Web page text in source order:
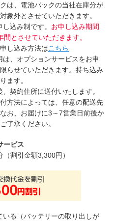
は、電池パックの当社在庫分が
象外とさせていただきます。
込み制です。 お申し込み期間
とさせていただきます。
し込み方法はこちら
、オプションサービスをお申
らせていただきます。持ち込み
ます。
契約住所に送付いたします。
方法によっては、任意の配送先
お、お届けに3～7営業日前後か
了承ください。
ービス
割引金額3,300円）
る（バッテリーの取り出しが